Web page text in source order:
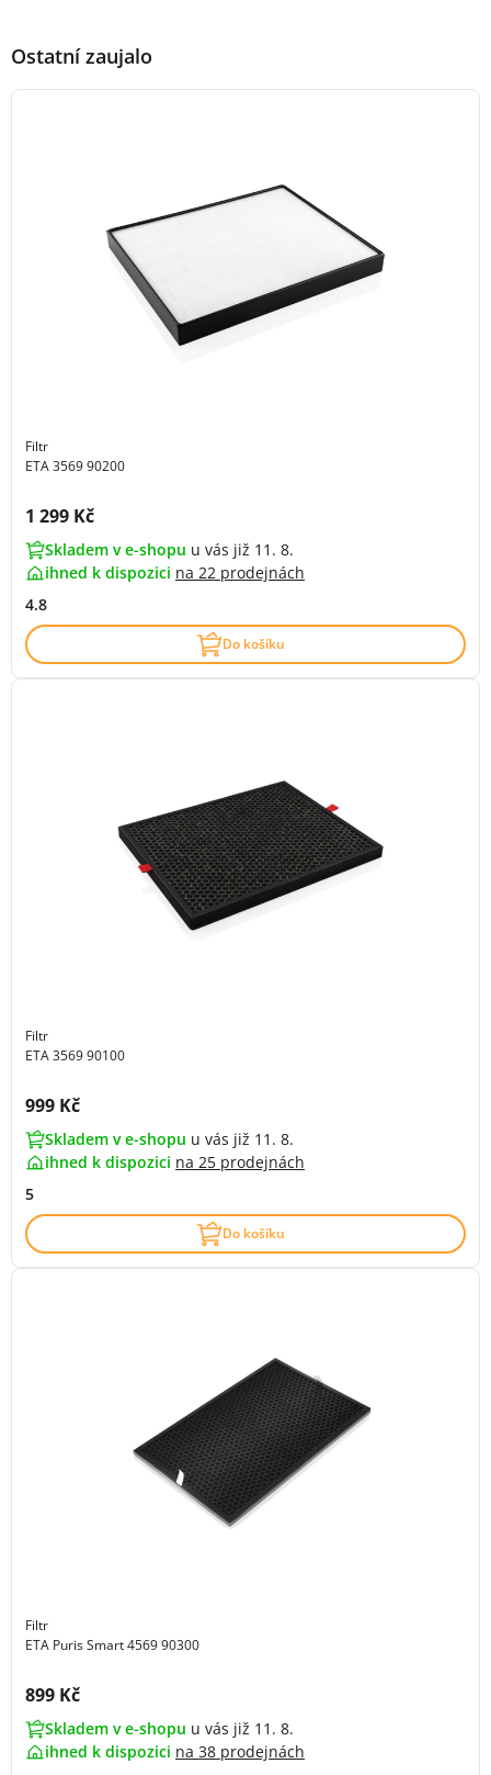
Ostatní zaujalo
Filtr
ETA 3569 90200
Cena s DPH:
1 299 Kč
Skladem v e-shopu u vás již 11. 8.
ihned k dispozici na 22 prodejnách
4.8
Do košíku
Filtr
ETA 3569 90100
Cena s DPH:
999 Kč
Skladem v e-shopu u vás již 11. 8.
ihned k dispozici na 25 prodejnách
5
Do košíku
Filtr
ETA Puris Smart 4569 90300
Cena s DPH:
899 Kč
Skladem v e-shopu u vás již 11. 8.
ihned k dispozici na 38 prodejnách